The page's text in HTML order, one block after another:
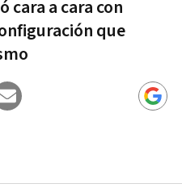
a cara con
que